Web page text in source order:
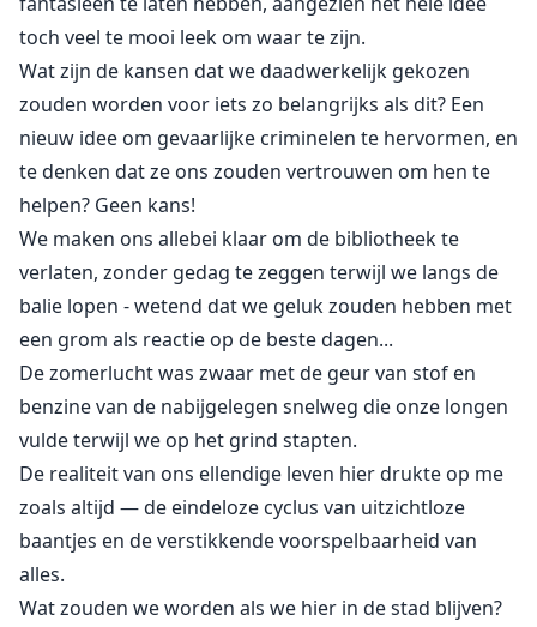
toch veel te mooi leek om waar te zijn.
Wat zijn de kansen dat we daadwerkelijk gekozen
zouden worden voor iets zo belangrijks als dit? Een
nieuw idee om gevaarlijke criminelen te hervormen, en
te denken dat ze ons zouden vertrouwen om hen te
helpen? Geen kans!
We maken ons allebei klaar om de bibliotheek te
verlaten, zonder gedag te zeggen terwijl we langs de
balie lopen - wetend dat we geluk zouden hebben met
een grom als reactie op de beste dagen...
De zomerlucht was zwaar met de geur van stof en
benzine van de nabijgelegen snelweg die onze longen
vulde terwijl we op het grind stapten.
De realiteit van ons ellendige leven hier drukte op me
zoals altijd — de eindeloze cyclus van uitzichtloze
baantjes en de verstikkende voorspelbaarheid van
alles.
Wat zouden we worden als we hier in de stad blijven?